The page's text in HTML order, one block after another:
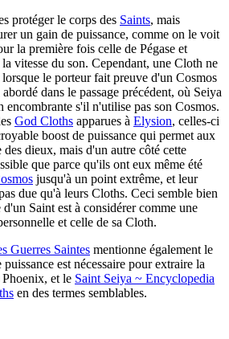
protéger le corps des Saints, mais
un gain de puissance, comme on le voit
la première fois celle de Pégase et
vitesse du son. Cependant, une Cloth ne
le porteur fait preuve d'un Cosmos
dans le passage précédent, où Seiya
encombrante s'il n'utilise pas son Cosmos.
God Cloths apparues à Elysion, celles-ci
boost de puissance qui permet aux
dieux, mais d'un autre côté cette
que parce qu'ils ont eux même été
jusqu'à un point extrême, et leur
due qu'à leurs Cloths. Ceci semble bien
Saint est à considérer comme une
et celle de sa Cloth.
Guerres Saintes mentionne également le
est nécessaire pour extraire la
et le Saint Seiya ~ Encyclopedia
en des termes semblables.